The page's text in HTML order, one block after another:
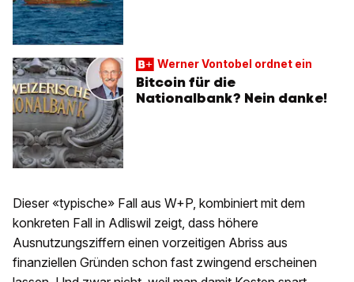
Werner Vontobel ordnet ein
Bitcoin für die
Nationalbank? Nein danke!
Dieser «typische» Fall aus W+P, kombiniert mit dem
konkreten Fall in Adliswil zeigt, dass höhere
Ausnutzungsziffern einen vorzeitigen Abriss aus
finanziellen Gründen schon fast zwingend erscheinen